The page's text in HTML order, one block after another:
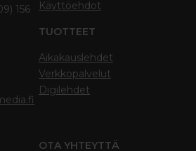
156
Käyttöehdot
TUOTTEET
Aikakauslehdet
Verkkopalvelut
Digilehdet
OTA YHTEYTTÄ